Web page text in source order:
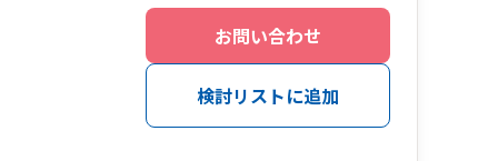
お問い合わせ
検討リストに追加